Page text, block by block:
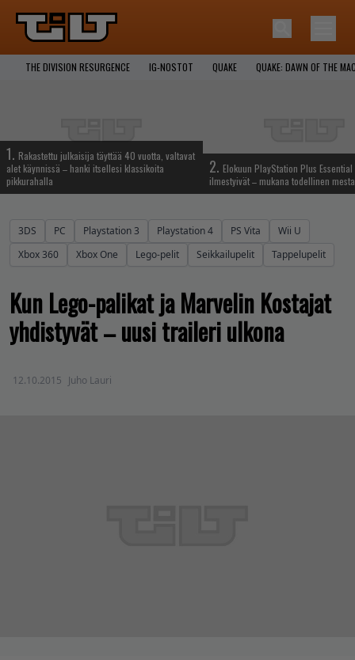
THE DIVISION RESURGENCE IG-NOSTOT QUAKE QUAKE: DAWN OF THE
1. Rakastettu julkaisija täyttää 40 vuotta, valtavat
alet käynnissä – hanki itsellesi klassikoita
pikkurahalla
2. Elokuun PlayStation Plus
ilmestyivät – mukana todellinen
3DS PC Playstation 3 Playstation 4 PS Vita
Wii U
Xbox 360
Xbox One Lego-pelit Seikkailupelit Tappelupelit
Kun Lego-palikat ja Marvelin Kostajat
yhdistyvät – uusi traileri ulkona
12.10.2015 Juho Lauri